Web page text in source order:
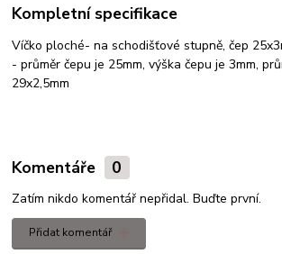
Kompletní specifikace
Víčko ploché- na schodišťové stupně, čep
- průměr čepu je 25mm, výška čepu je 3mm,
29x2,5mm
Komentáře 0
Zatím nikdo komentář nepřidal. Buďte první.
Přidat komentář